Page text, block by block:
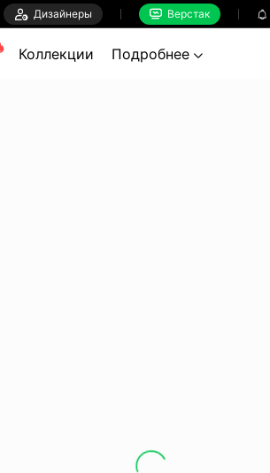
 Дизайнеры  Верстак 
Коллекции Подробнее 